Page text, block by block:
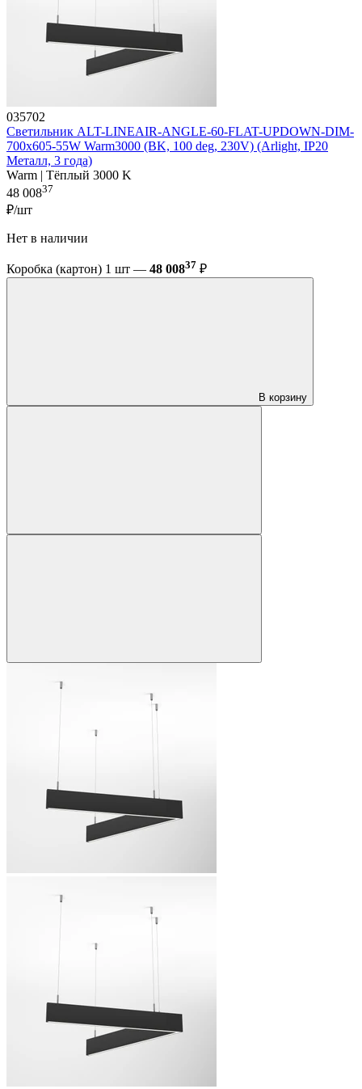
035702
Светильник ALT-LINEAIR-ANGLE-60-FLAT-UPDOWN-DIM-
700x605-55W Warm3000 (BK, 100 deg, 230V) (Arlight, IP20
Металл, 3 года)
Warm | Тёплый 3000 K
48 00837
₽/шт
Нет в наличии
Коробка (картон) 1 шт — 48 00837 ₽
В корзину